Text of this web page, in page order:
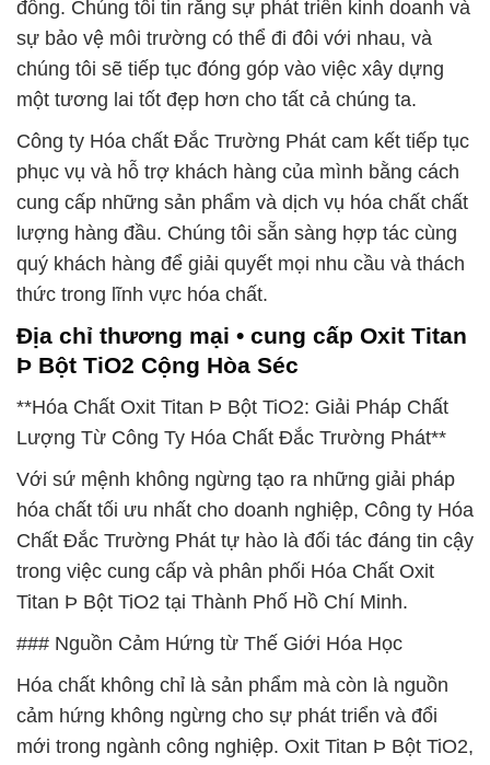
đồng. Chúng tôi tin rằng sự phát triển kinh doanh và
sự bảo vệ môi trường có thể đi đôi với nhau, và
chúng tôi sẽ tiếp tục đóng góp vào việc xây dựng
một tương lai tốt đẹp hơn cho tất cả chúng ta.
Công ty Hóa chất Đắc Trường Phát cam kết tiếp tục
phục vụ và hỗ trợ khách hàng của mình bằng cách
cung cấp những sản phẩm và dịch vụ hóa chất chất
lượng hàng đầu. Chúng tôi sẵn sàng hợp tác cùng
quý khách hàng để giải quyết mọi nhu cầu và thách
thức trong lĩnh vực hóa chất.
Địa chỉ thương mại • cung cấp Oxit Titan
Þ Bột TiO2 Cộng Hòa Séc
**Hóa Chất Oxit Titan Þ Bột TiO2: Giải Pháp Chất
Lượng Từ Công Ty Hóa Chất Đắc Trường Phát**
Với sứ mệnh không ngừng tạo ra những giải pháp
hóa chất tối ưu nhất cho doanh nghiệp, Công ty Hóa
Chất Đắc Trường Phát tự hào là đối tác đáng tin cậy
trong việc cung cấp và phân phối Hóa Chất Oxit
Titan Þ Bột TiO2 tại Thành Phố Hồ Chí Minh.
### Nguồn Cảm Hứng từ Thế Giới Hóa Học
Hóa chất không chỉ là sản phẩm mà còn là nguồn
cảm hứng không ngừng cho sự phát triển và đổi
mới trong ngành công nghiệp. Oxit Titan Þ Bột TiO2,